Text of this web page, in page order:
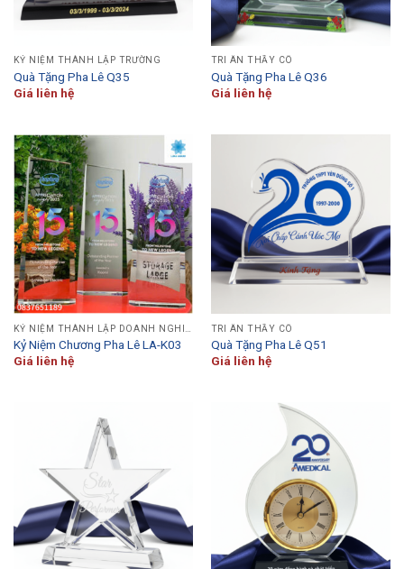
KỶ NIỆM THÀNH LẬP TRƯỜNG
Quà Tặng Pha Lê Q35
Giá liên hệ
TRI ÂN THẦY CÔ
Quà Tặng Pha Lê Q36
Giá liên hệ
Kỷ Niệm Chương Pha Lê LA-K03
Giá liên hệ
TRI ÂN THẦY CÔ
Quà Tặng Pha Lê Q51
Giá liên hệ